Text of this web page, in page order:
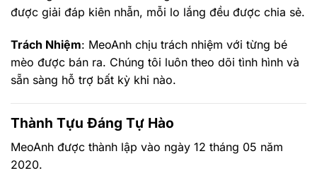
được giải đáp kiên nhẫn, mỗi lo lắng đều được chia sẻ.
Trách Nhiệm: MeoAnh chịu trách nhiệm với từng bé
mèo được bán ra. Chúng tôi luôn theo dõi tình hình và
sẵn sàng hỗ trợ bất kỳ khi nào.
Thành Tựu Đáng Tự Hào
MeoAnh được thành lập vào ngày 12 tháng 05 năm
2020.